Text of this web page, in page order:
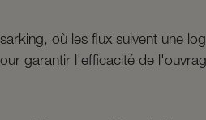
où les flux suivent une
garantir l'efficacité de